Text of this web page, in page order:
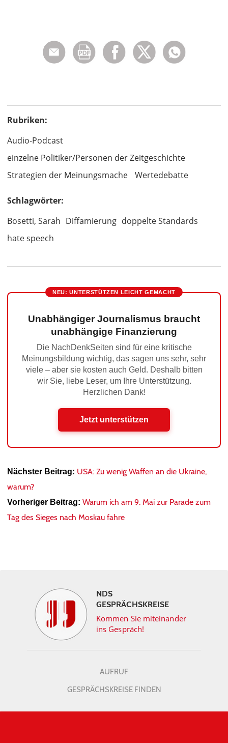
Rubriken:
Audio-Podcast
einzelne Politiker/Personen der Zeitgeschichte
Strategien der Meinungsmache
Wertedebatte
Schlagwörter:
Bosetti, Sarah Diffamierung doppelte Standards
hate speech
NEU: UNTERSTÜTZEN LEICHT GEMACHT
Unabhängiger Journalismus braucht
unabhängige Finanzierung
Die NachDenkSeiten sind für eine kritische
Meinungsbildung wichtig, das sagen uns sehr, sehr
viele – aber sie kosten auch Geld. Deshalb bitten
wir Sie, liebe Leser, um Ihre Unterstützung.
Herzlichen Dank!
Jetzt unterstützen
Nächster Beitrag: USA: Zu wenig Waffen an die Ukraine,
warum?
Vorheriger Beitrag: Warum ich am 9. Mai zur Parade zum
Tag des Sieges nach Moskau fahre
NDS
GESPRÄCHSKREISE
Kommen Sie miteinander
ins Gespräch!
AUFRUF
GESPRÄCHSKREISE FINDEN